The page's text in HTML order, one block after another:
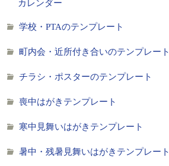
カレンダー
学校・PTAのテンプレート
町内会・近所付き合いのテンプレート
チラシ・ポスターのテンプレート
喪中はがきテンプレート
寒中見舞いはがきテンプレート
暑中・残暑見舞いはがきテンプレート